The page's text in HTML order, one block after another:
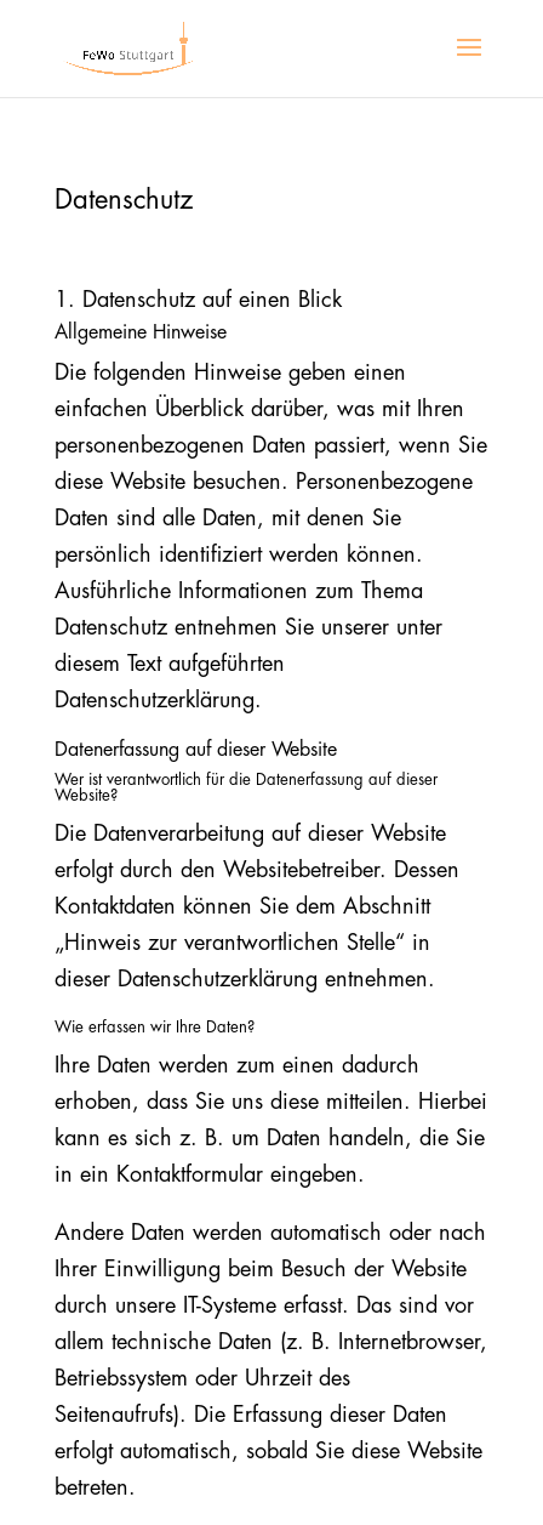
Datenschutz
1. Datenschutz auf einen Blick
Allgemeine Hinweise
Die folgenden Hinweise geben einen
einfachen Überblick darüber, was mit Ihren
personenbezogenen Daten passiert, wenn Sie
diese Website besuchen. Personenbezogene
Daten sind alle Daten, mit denen Sie
persönlich identifiziert werden können.
Ausführliche Informationen zum Thema
Datenschutz entnehmen Sie unserer unter
diesem Text aufgeführten
Datenschutzerklärung.
Datenerfassung auf dieser Website
Wer ist verantwortlich für die Datenerfassung auf dieser
Website?
Die Datenverarbeitung auf dieser Website
erfolgt durch den Websitebetreiber. Dessen
Kontaktdaten können Sie dem Abschnitt
„Hinweis zur verantwortlichen Stelle“ in
dieser Datenschutzerklärung entnehmen.
Wie erfassen wir Ihre Daten?
Ihre Daten werden zum einen dadurch
erhoben, dass Sie uns diese mitteilen. Hierbei
kann es sich z. B. um Daten handeln, die Sie
in ein Kontaktformular eingeben.
Andere Daten werden automatisch oder nach
Ihrer Einwilligung beim Besuch der Website
durch unsere IT-Systeme erfasst. Das sind vor
allem technische Daten (z. B. Internetbrowser,
Betriebssystem oder Uhrzeit des
Seitenaufrufs). Die Erfassung dieser Daten
erfolgt automatisch, sobald Sie diese Website
betreten.